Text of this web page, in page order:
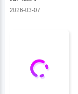
2026-03-07